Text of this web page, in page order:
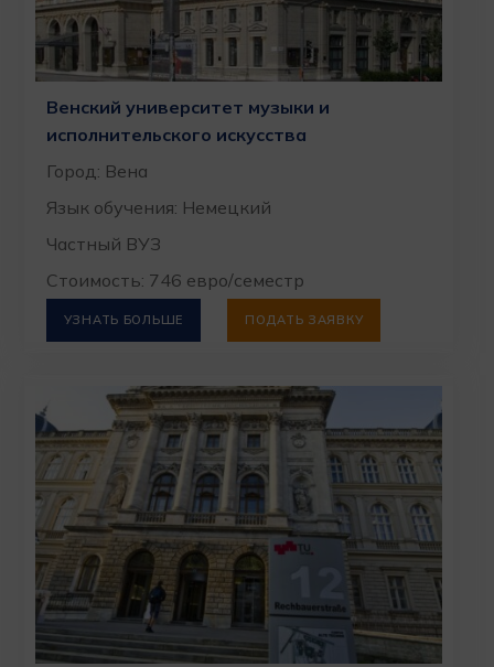
Венский университет музыки и
исполнительского искусства
Город: Вена
Язык обучения: Немецкий
Частный ВУЗ
Стоимость: 746 евро/семестр
УЗНАТЬ БОЛЬШЕ ПОДАТЬ ЗАЯВКУ